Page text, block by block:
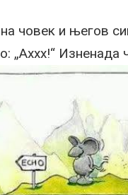
човек и његов
„Аххх!“ Изненада